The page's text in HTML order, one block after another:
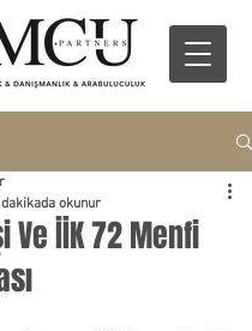
Ve İİK 72 Menfi
okunur